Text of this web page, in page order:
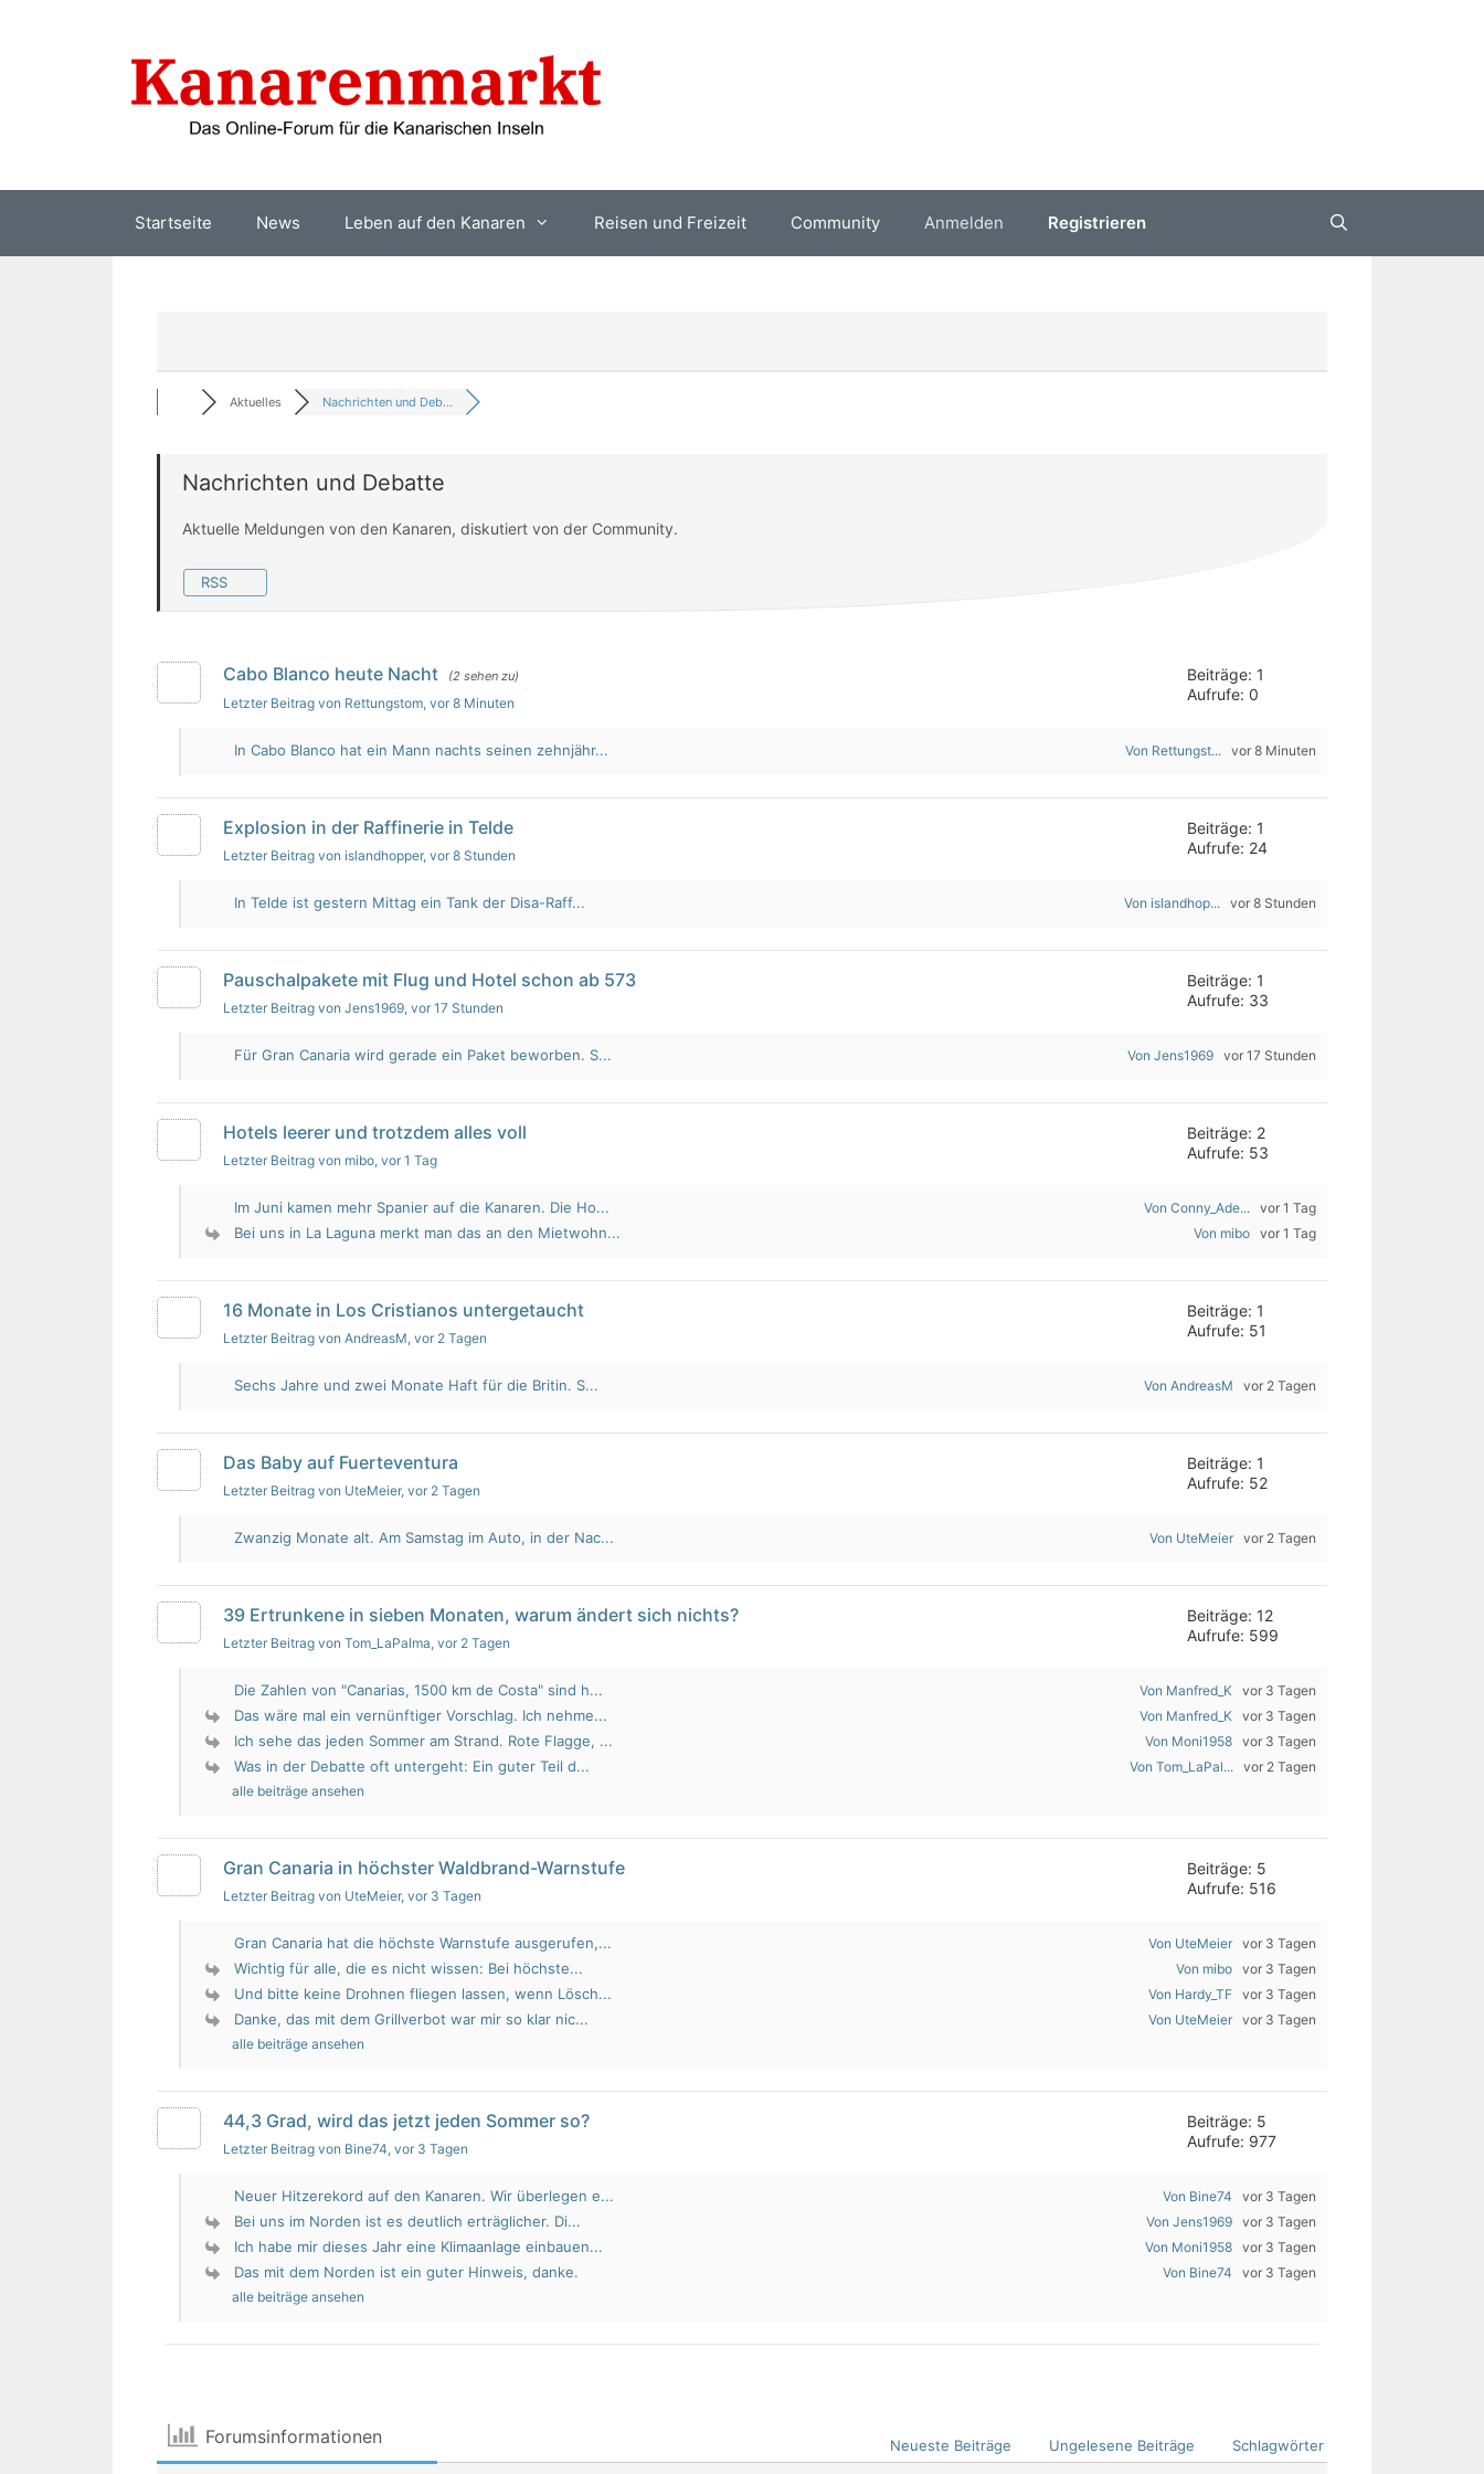
Startseite News Leben auf den Kanaren Reisen und Freizeit Community Anmelden Registrieren
Aktuelles Nachrichten und Deb...
Nachrichten und Debatte
Aktuelle Meldungen von den Kanaren, diskutiert von der Community.
RSS
Cabo Blanco heute Nacht (2 sehen zu)
Letzter Beitrag von Rettungstom, vor 8 Minuten
Beiträge: 1
Aufrufe: 0
In Cabo Blanco hat ein Mann nachts seinen zehnjähr... Von Rettungst... vor 8 Minuten
Explosion in der Raffinerie in Telde
Letzter Beitrag von islandhopper, vor 8 Stunden
Beiträge: 1
Aufrufe: 24
In Telde ist gestern Mittag ein Tank der Disa-Raff... Von islandhop... vor 8 Stunden
Pauschalpakete mit Flug und Hotel schon ab 573
Letzter Beitrag von Jens1969, vor 17 Stunden
Beiträge: 1
Aufrufe: 33
Für Gran Canaria wird gerade ein Paket beworben. S... Von Jens1969 vor 17 Stunden
Hotels leerer und trotzdem alles voll
Letzter Beitrag von mibo, vor 1 Tag
Beiträge: 2
Aufrufe: 53
Im Juni kamen mehr Spanier auf die Kanaren. Die Ho... Von Conny_Ade... vor 1 Tag
Bei uns in La Laguna merkt man das an den Mietwohn... Von mibo vor 1 Tag
16 Monate in Los Cristianos untergetaucht
Letzter Beitrag von AndreasM, vor 2 Tagen
Beiträge: 1
Aufrufe: 51
Sechs Jahre und zwei Monate Haft für die Britin. S... Von AndreasM vor 2 Tagen
Das Baby auf Fuerteventura
Letzter Beitrag von UteMeier, vor 2 Tagen
Beiträge: 1
Aufrufe: 52
Zwanzig Monate alt. Am Samstag im Auto, in der Nac... Von UteMeier vor 2 Tagen
39 Ertrunkene in sieben Monaten, warum ändert sich nichts?
Letzter Beitrag von Tom_LaPalma, vor 2 Tagen
Beiträge: 12
Aufrufe: 599
Die Zahlen von "Canarias, 1500 km de Costa" sind h... Von Manfred_K vor 3 Tagen
Das wäre mal ein vernünftiger Vorschlag. Ich nehme... Von Manfred_K vor 3 Tagen
Ich sehe das jeden Sommer am Strand. Rote Flagge, ... Von Moni1958 vor 3 Tagen
Was in der Debatte oft untergeht: Ein guter Teil d... Von Tom_LaPal... vor 2 Tagen
alle beiträge ansehen
Gran Canaria in höchster Waldbrand-Warnstufe
Letzter Beitrag von UteMeier, vor 3 Tagen
Beiträge: 5
Aufrufe: 516
Gran Canaria hat die höchste Warnstufe ausgerufen,... Von UteMeier vor 3 Tagen
Wichtig für alle, die es nicht wissen: Bei höchste... Von mibo vor 3 Tagen
Und bitte keine Drohnen fliegen lassen, wenn Lösch... Von Hardy_TF vor 3 Tagen
Danke, das mit dem Grillverbot war mir so klar nic... Von UteMeier vor 3 Tagen
alle beiträge ansehen
44,3 Grad, wird das jetzt jeden Sommer so?
Letzter Beitrag von Bine74, vor 3 Tagen
Beiträge: 5
Aufrufe: 977
Neuer Hitzerekord auf den Kanaren. Wir überlegen e... Von Bine74 vor 3 Tagen
Bei uns im Norden ist es deutlich erträglicher. Di... Von Jens1969 vor 3 Tagen
Ich habe mir dieses Jahr eine Klimaanlage einbauen... Von Moni1958 vor 3 Tagen
Das mit dem Norden ist ein guter Hinweis, danke. Von Bine74 vor 3 Tagen
alle beiträge ansehen
Forumsinformationen Neueste Beiträge Ungelesene Beiträge Schlagwörter